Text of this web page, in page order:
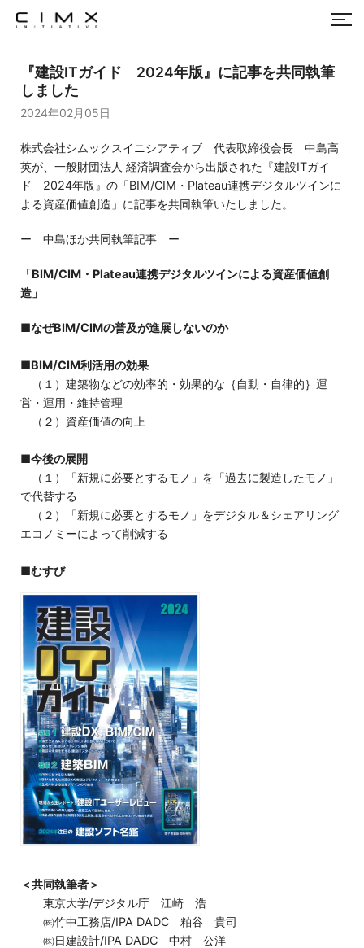
『建設ITガイド 2024年版』に記事を共同執筆
しました
2024年02月05日
株式会社シムックスイニシアティブ 代表取締役会長 中島高
英が、一般財団法人 経済調査会から出版された『建設ITガイ
ド 2024年版』の「BIM/CIM・Plateau連携デジタルツインに
よる資産価値創造」に記事を共同執筆いたしました。
ー 中島ほか共同執筆記事 ー
「BIM/CIM・Plateau連携デジタルツインによる資産価値創
造」
■なぜBIM/CIMの普及が進展しないのか
■BIM/CIM利活用の効果
（１）建築物などの効率的・効果的な｛自動・自律的｝運
営・運用・維持管理
（２）資産価値の向上
■今後の展開
（１）「新規に必要とするモノ」を「過去に製造したモノ」
で代替する
（２）「新規に必要とするモノ」をデジタル＆シェアリング
エコノミーによって削減する
■むすび
＜共同執筆者＞
東京大学/デジタル庁 江崎 浩
㈱竹中工務店/IPA DADC 粕谷 貴司
㈱日建設計/IPA DADC 中村 公洋